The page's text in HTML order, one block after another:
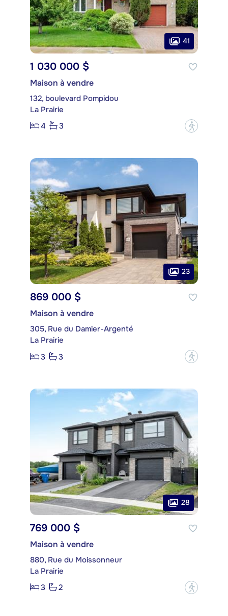
41
1 030 000 $
Maison à vendre
132, boulevard Pompidou
La Prairie
4
3 ?
23
869 000 $
Maison à vendre
305, Rue du Damier-Argenté
La Prairie
3
3 ?
28
769 000 $
Maison à vendre
880, Rue du Moissonneur
La Prairie
3
2 ?